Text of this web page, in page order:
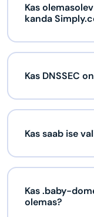
Kas
kanda
Kas DNSSEC
Kas saab ise
Kas .baby-
olemas?